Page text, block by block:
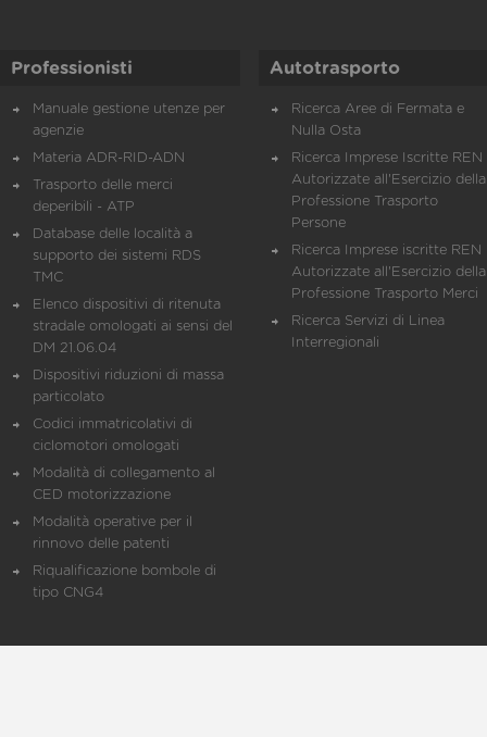
Professionisti
Manuale gestione utenze per
agenzie
Materia ADR-RID-ADN
Trasporto delle merci
deperibili - ATP
Database delle località a
supporto dei sistemi RDS
TMC
Elenco dispositivi di ritenuta
stradale omologati ai sensi del
DM 21.06.04
Dispositivi riduzioni di massa
particolato
Codici immatricolativi di
ciclomotori omologati
Modalità di collegamento al
CED motorizzazione
Modalità operative per il
rinnovo delle patenti
Riqualificazione bombole di
tipo CNG4
Autotrasporto
Ricerca Aree di Fermata e
Nulla Osta
Ricerca Imprese Iscritte REN
Autorizzate all'Esercizio della
Professione Trasporto
Persone
Ricerca Imprese iscritte REN
Autorizzate all'Esercizio della
Professione Trasporto Merci
Ricerca Servizi di Linea
Interregionali